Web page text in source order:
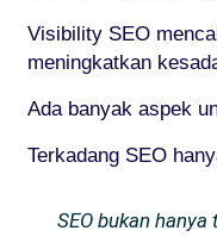
Visibility SEO
meningkatkan
Ada banyak aspek
Terkadang SEO
SEO bukan